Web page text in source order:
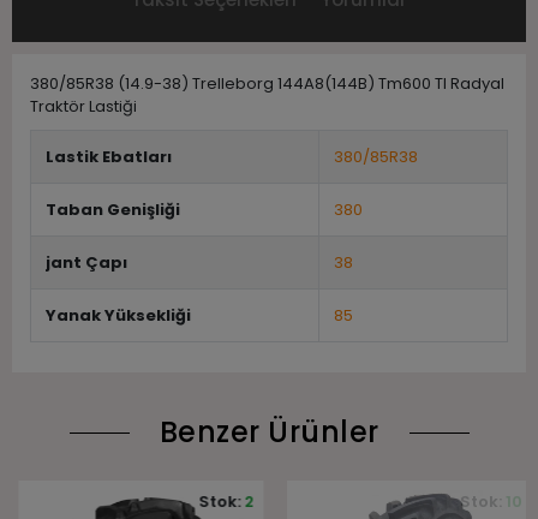
380/85R38 (14.9-38) Trelleborg 144A8(144B) Tm600 Tl Radyal
Traktör Lastiği
Lastik Ebatları 380/85R38
Taban Genişliği 380
jant Çapı 38
Yanak Yüksekliği 85
Benzer Ürünler
Stok:2 Stok: 10